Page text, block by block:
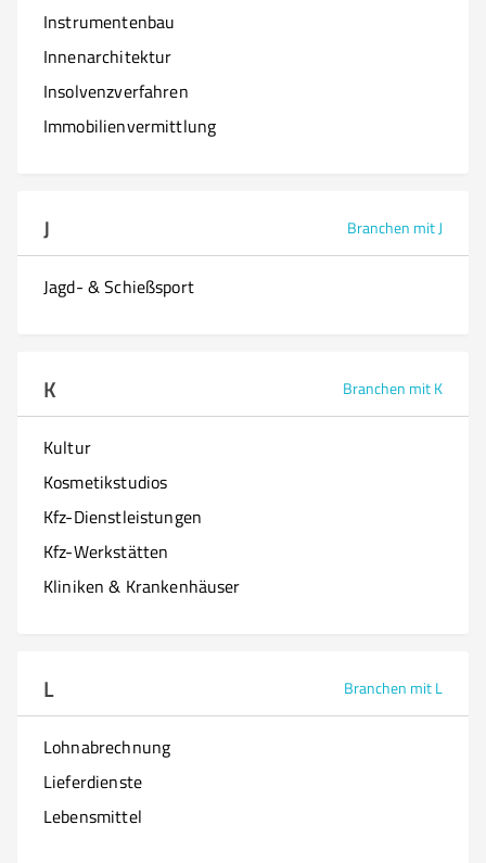
Instrumentenbau
Innenarchitektur
Insolvenzverfahren
Immobilienvermittlung
J Branchen mit J
Jagd- & Schießsport
K Branchen mit K
Kultur
Kosmetikstudios
Kfz-Dienstleistungen
Kfz-Werkstätten
Kliniken & Krankenhäuser
L Branchen mit L
Lohnabrechnung
Lieferdienste
Lebensmittel